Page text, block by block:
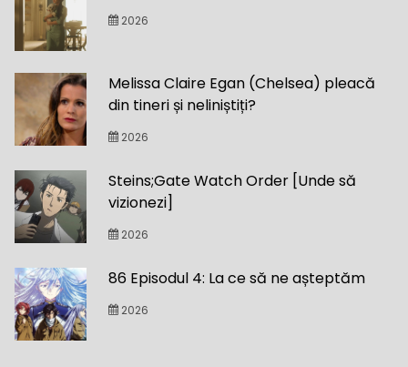
2026
Melissa Claire Egan (Chelsea) pleacă
din tineri și neliniștiți?
2026
Steins;Gate Watch Order [Unde să
vizionezi]
2026
86 Episodul 4: La ce să ne așteptăm
2026